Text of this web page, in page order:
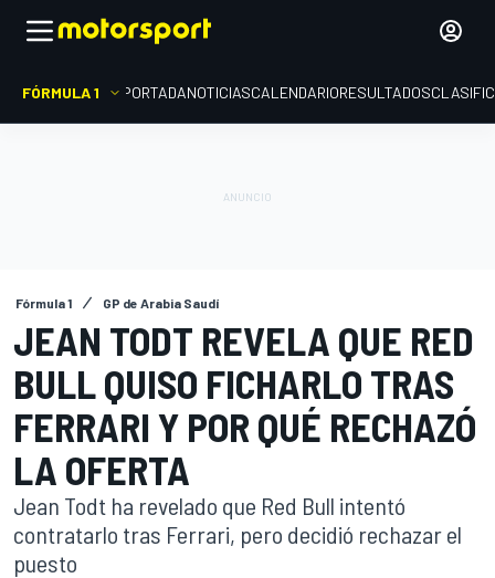
FÓRMULA 1 PORTADANOTICIASCALENDARIORESULTADOS
Fórmula 1 GP de Arabia Saudí
JEAN TODT REVELA QUE RED
BULL QUISO FICHARLO TRAS
FERRARI Y POR QUÉ RECHAZÓ
LA OFERTA
Jean Todt ha revelado que Red Bull intentó
contratarlo tras Ferrari, pero decidió rechazar el
puesto